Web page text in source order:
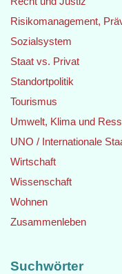
Risikomanagement,
Sozialsystem
Staat vs. Privat
Standortpolitik
Tourismus
Umwelt, Klima und
UNO / Internationale
Wirtschaft
Wissenschaft
Wohnen
Zusammenleben
Suchwörter